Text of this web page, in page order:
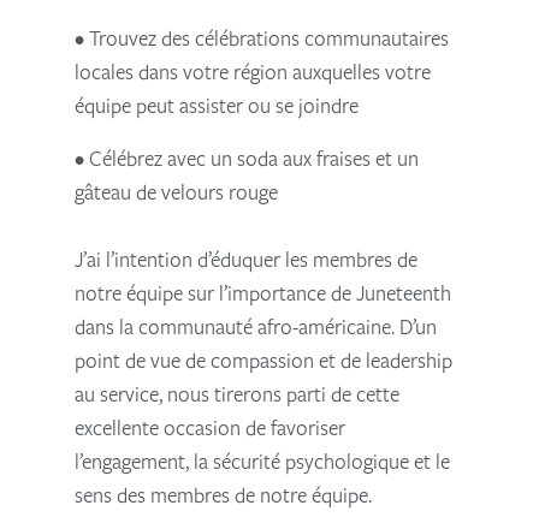
• Trouvez des célébrations communautaires
locales dans votre région auxquelles votre
équipe peut assister ou se joindre
• Célébrez avec un soda aux fraises et un
gâteau de velours rouge
J’ai l’intention d’éduquer les membres de
notre équipe sur l’importance de Juneteenth
dans la communauté afro-américaine. D’un
point de vue de compassion et de leadership
au service, nous tirerons parti de cette
excellente occasion de favoriser
l’engagement, la sécurité psychologique et le
sens des membres de notre équipe.